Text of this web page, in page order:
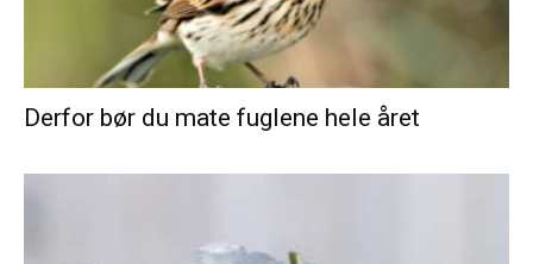
Derfor bør du mate fuglene hele året